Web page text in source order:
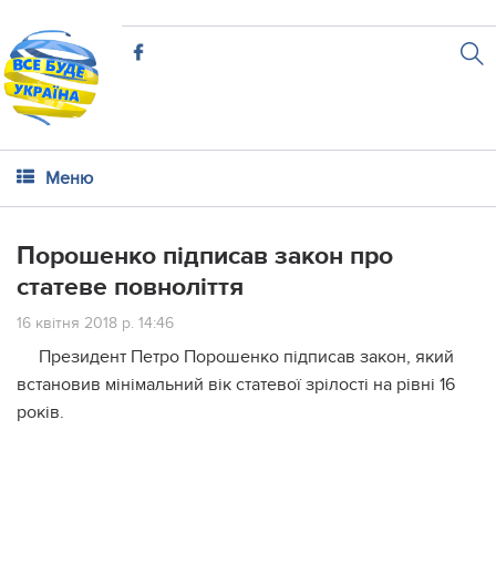
Меню
Порошенко підписав закон про
статеве повноліття
16 квітня 2018 р. 14:46
Президент Петро Порошенко підписав закон, який
встановив мінімальний вік статевої зрілості на рівні 16
років.